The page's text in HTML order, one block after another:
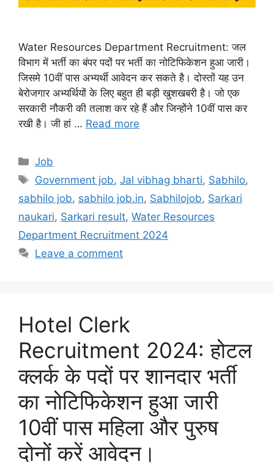
Water Resources Department Recruitment: जल
विभाग में भर्ती का बंपर पदों पर भर्ती का नोटिफिकेशन हुआ जारी।
जिसमे 10वीं पास अभ्यर्थी आवेदन कर सकते है। दोस्तों यह उन
बेरोजगार अभ्यर्थियों के लिए बहुत ही बड़ी खुशखबरी है। जो एक
सरकारी नौकरी की तलाश कर रहे हैं और जिन्होंने 10वीं पास कर
रखी है। जी हां … Read more
Categories
Job
Tags
Government job,Jal vibhag bharti, Sabhilo,
sabhilo job, sabhilo job.in, Sabhilojob, Sarkari
naukari, Sarkari result, Water Resources
Department Recruitment 2024
Leave a comment
Hotel Clerk
Recruitment 2024: होटल
क्लर्क के पदों पर शानदार भर्ती
का नोटिफिकेशन हुआ जारी
10वीं पास महिला और पुरुष
दोनों करें आवेदन।